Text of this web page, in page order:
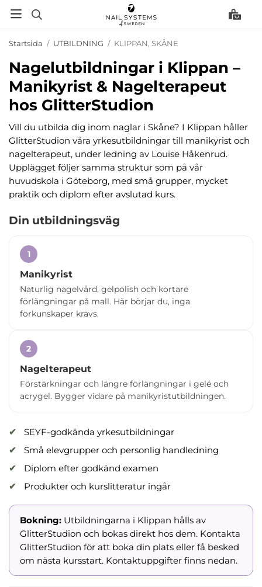
Startsida / UTBILDNING / KLIPPAN, SKÅNE
Nagelutbildningar i Klippan –
Manikyrist & Nagelterapeut
hos GlitterStudion
Vill du utbilda dig inom naglar i Skåne? I Klippan håller
GlitterStudion våra yrkesutbildningar till manikyrist och
nagelterapeut, under ledning av Louise Håkenrud.
Upplägget följer samma struktur som på vår
huvudskola i Göteborg, med små grupper, mycket
praktik och diplom efter avslutad kurs.
Din utbildningsväg
1
Manikyrist
Naturlig nagelvård, gelpolish och kortare
förlängningar på mall. Här börjar du, inga
förkunskaper krävs.
2
Nagelterapeut
Förstärkningar och längre förlängningar i gelé och
acrygel. Bygger vidare på manikyristutbildningen.
SEYF-godkända yrkesutbildningar
Små elevgrupper och personlig handledning
Diplom efter godkänd examen
Produkter och kurslitteratur ingår
Bokning: Utbildningarna i Klippan hålls av
GlitterStudion och bokas direkt hos dem. Kontakta
GlitterStudion för att boka din plats eller få besked
om nästa kursstart. Kontaktuppgifter finns nedan.